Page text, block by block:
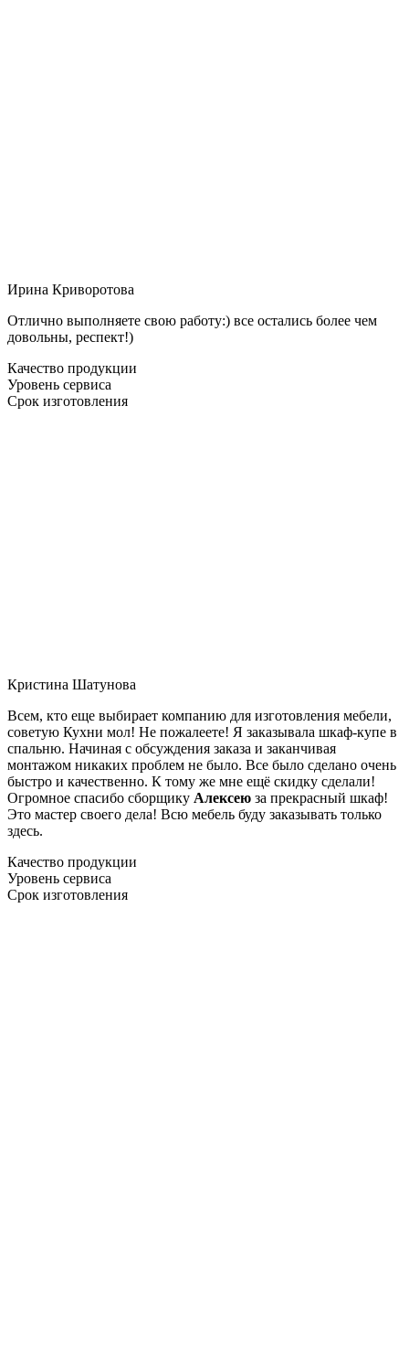
Ирина Криворотова
Отлично выполняете свою работу:) все остались более чем
довольны, респект!)
Качество продукции
Уровень сервиса
Срок изготовления
Кристина Шатунова
Всем, кто еще выбирает компанию для изготовления мебели,
советую Кухни мол! Не пожалеете! Я заказывала шкаф-купе в
спальню. Начиная с обсуждения заказа и заканчивая
монтажом никаких проблем не было. Все было сделано очень
быстро и качественно. К тому же мне ещё скидку сделали!
Огромное спасибо сборщику Алексею за прекрасный шкаф!
Это мастер своего дела! Всю мебель буду заказывать только
здесь.
Качество продукции
Уровень сервиса
Срок изготовления